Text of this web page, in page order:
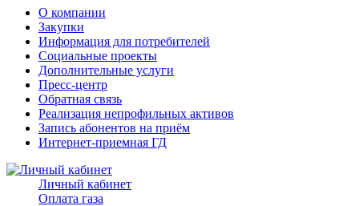
О компании
Закупки
Информация для потребителей
Социальные проекты
Дополнительные услуги
Пресс-центр
Обратная связь
Реализация непрофильных активов
Запись абонентов на приём
Интернет-приемная ГД
Личный кабинет
Оплата газа